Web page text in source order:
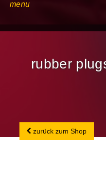
menu
zurück zum Shop
rubber